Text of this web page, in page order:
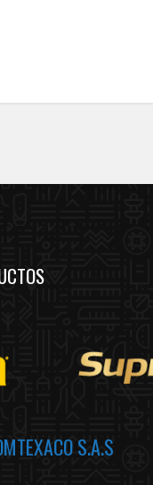
S.A.S